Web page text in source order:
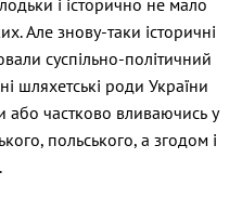
Але знову-таки історичні
суспільно-політичний
шляхетські роди України
або частково вливаючись у
польського, а згодом і